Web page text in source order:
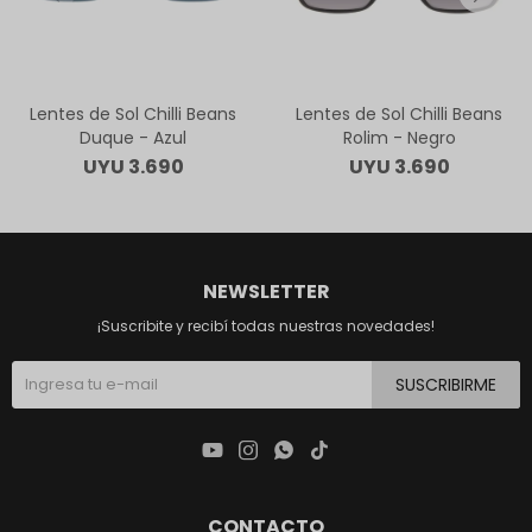
Lentes de Sol Chilli Beans
Duque - Azul
UYU 3.690
Lentes de Sol Chilli Beans
Rolim - Negro
UYU 3.690
NEWSLETTER
¡Suscribite y recibí todas nuestras novedades!
SUSCRIBIRME
   